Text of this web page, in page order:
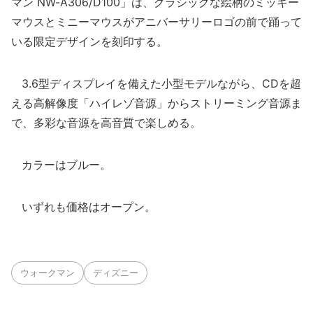
マウスとミニーマウスがアニバーサリーロゴの前で踊って
いる限定デザインを刻印する。
3.6型ディスプレイを備えた小型モデルながら、CDを超
える高解像度「ハイレゾ音源」からストリーミング音源ま
で、多彩な音源を高音質で楽しめる。
カラーはブルー。
いずれも価格はオープン。
ウォークマン ディズニー